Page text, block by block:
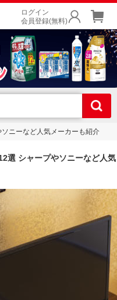
ログイン
会員登録(無料)
ニーなど人気メーカーも紹介
選 シャープやソニーなど人気